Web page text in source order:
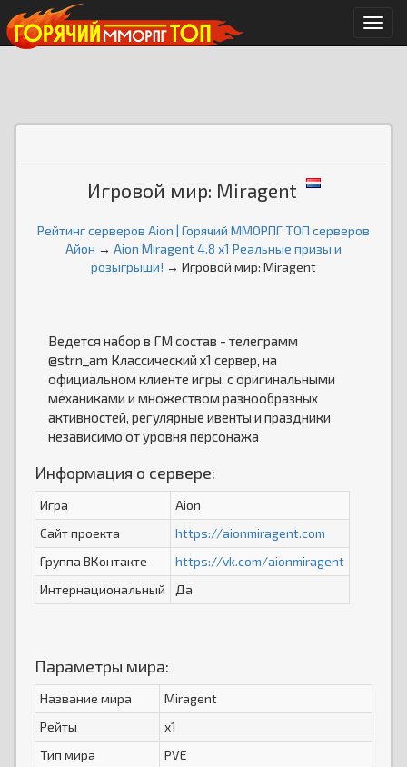
Меню
Игровой мир: Miragent
Рейтинг серверов Aion | Горячий ММОРПГ ТОП серверов
Айон → Aion Miragent 4.8 х1 Реальные призы и
розыгрыши! → Игровой мир: Miragent
Ведется набор в ГМ состав - телеграмм
@strn_am Классический х1 сервер, на
официальном клиенте игры, с оригинальными
механиками и множеством разнообразных
активностей, регулярные ивенты и праздники
независимо от уровня персонажа
Информация о сервере:
Игра
Aion
Сайт проекта
https://aionmiragent.com
Группа ВКонтакте
https://vk.com/aionmiragent
Интернациональный
Да
Параметры мира:
Название мира
Miragent
Рейты
x1
Тип мира
PVE